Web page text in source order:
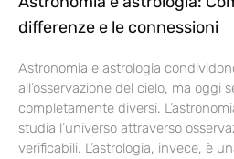
differenze e le connessioni
Astronomia e astrologia
all’osservazione del cielo, ma oggi
completamente diversi.
studia l’universo attraverso
verificabili. L’astrologia, invece, è